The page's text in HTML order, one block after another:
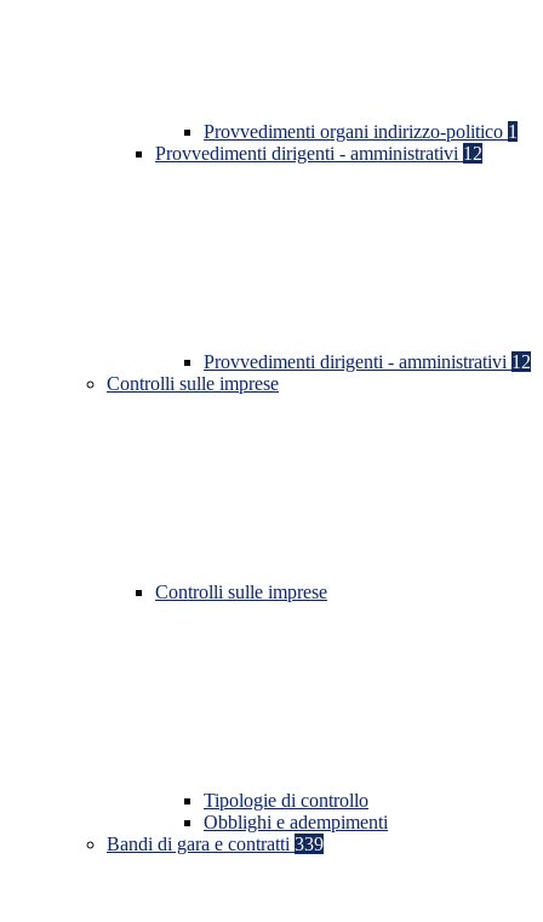
Provvedimenti organi indirizzo-politico 1
Provvedimenti dirigenti - amministrativi 12
Provvedimenti dirigenti - amministrativi 12
Controlli sulle imprese
Controlli sulle imprese
Tipologie di controllo
Obblighi e adempimenti
Bandi di gara e contratti 339